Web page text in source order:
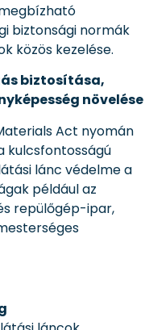
biztonsági normák
közös kezelése.
biztosítása,
növelése
Act nyomán
kulcsfontosságú
lánc védelme a
például az
repülőgép-ipar,